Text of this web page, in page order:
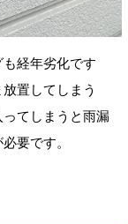
経年劣化です
置してしまう
てしまうと雨漏
要です。